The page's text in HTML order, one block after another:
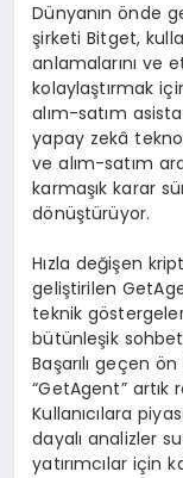
Dünyanın önde
şirketi Bitget,
anlamalarını ve
kolaylaştırmak
alım-satım
yapay zekâ
ve alım-satım
karmaşık karar
dönüştürüyor.
Hızla değişen
geliştirilen
teknik
bütünleşik
Başarılı geçen
“GetAgent” artık
Kullanıcılara
dayalı analizler
yatırımcılar için